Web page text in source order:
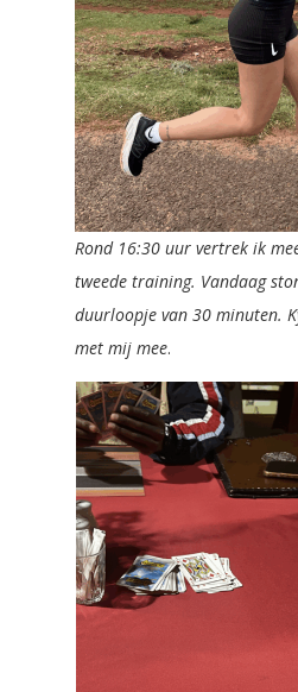
Rond 16:30 uur vertrek ik
tweede training. Vandaag
duurloopje van 30 minuten.
met mij mee.